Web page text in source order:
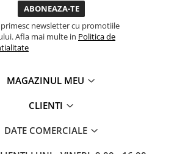
roti
roti
2
primesc newsletter cu promotiile
Afla mai multe in Politica de
MAGAZINUL MEU
CLIENTI
DATE COMERCIALE